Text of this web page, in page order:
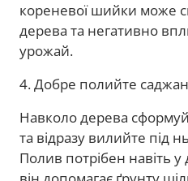
кореневої шийки може
дерева та негативно
урожай.
4. Добре полийте
Навколо дерева
та відразу вилийте під
Полив потрібен навіть